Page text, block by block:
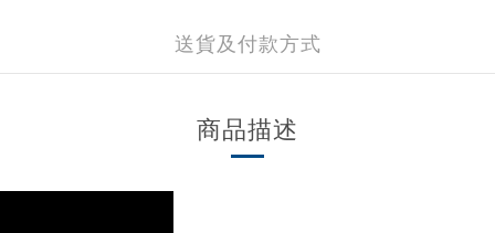
送貨及付款方式
商品描述